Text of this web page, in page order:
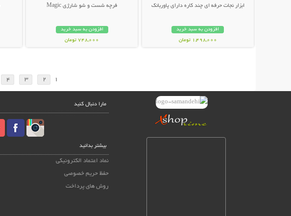
ابزار نجات حرفه ای چند کاره دارای پاوربانک
افزودن به سبد خرید
1,498,000 تومان
فرچه شست و شو شارژی Magic
افزودن به سبد خرید
748,000 تومان
1
2
3
4
مارا دنبال کنید
بیشتر بدانید
نماد اعتماد الکترونیکی
حفظ حریم خصوصی
روش های پرداخت